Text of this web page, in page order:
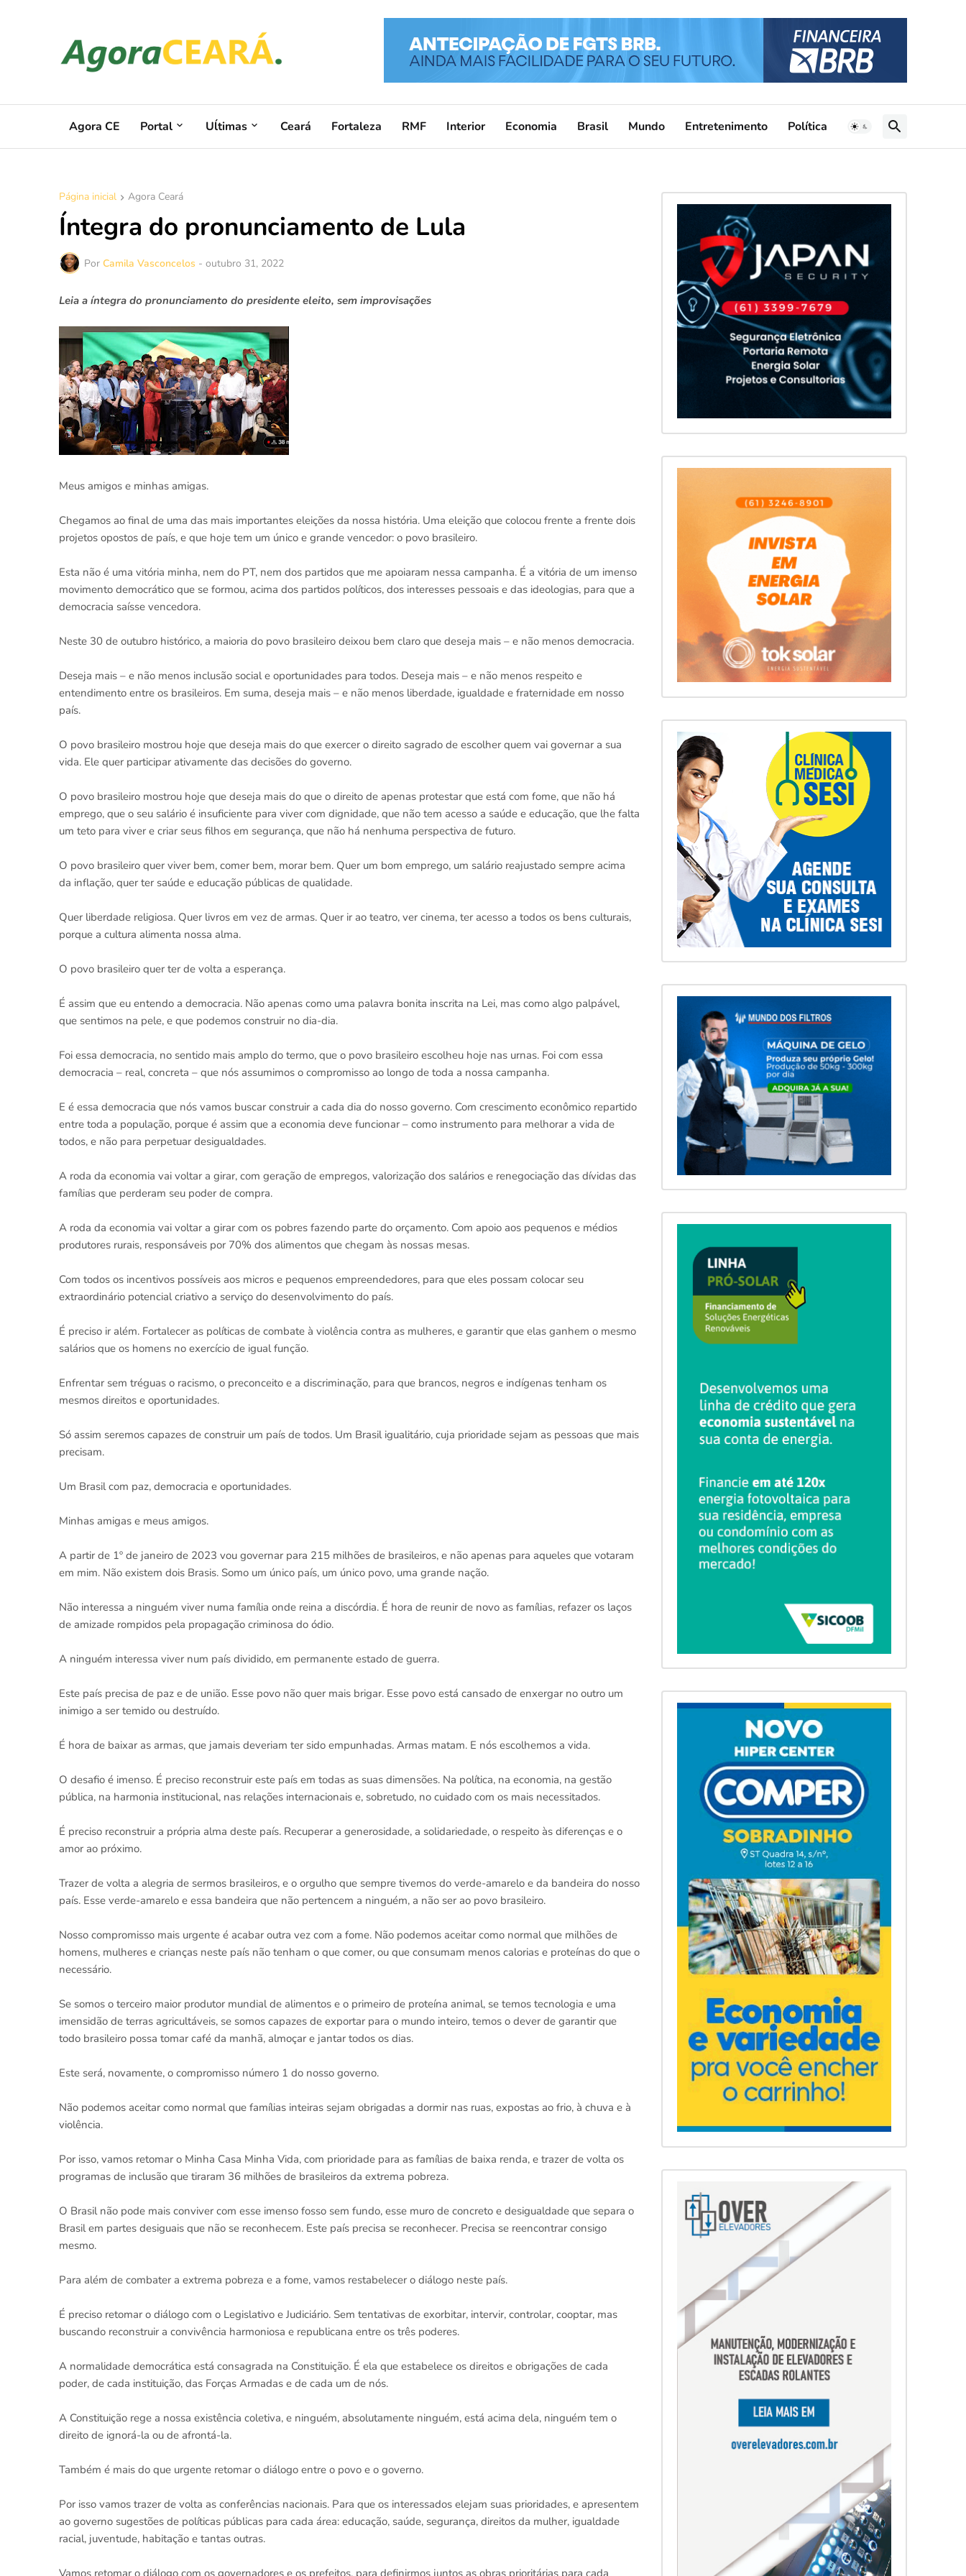
Agora CE Portal Uĺtimas Ceará Fortaleza RMF Interior Economia Brasil Mundo Entretenimento Política
Página inicial Agora Ceará
Íntegra do pronunciamento de Lula
Por Camila Vasconcelos - outubro 31, 2022
Leia a íntegra do pronunciamento do presidente eleito, sem improvisações
Meus amigos e minhas amigas.
Chegamos ao final de uma das mais importantes eleições da nossa história. Uma eleição que colocou frente a frente dois
projetos opostos de país, e que hoje tem um único e grande vencedor: o povo brasileiro.
Esta não é uma vitória minha, nem do PT, nem dos partidos que me apoiaram nessa campanha. É a vitória de um imenso
movimento democrático que se formou, acima dos partidos políticos, dos interesses pessoais e das ideologias, para que a
democracia saísse vencedora.
Neste 30 de outubro histórico, a maioria do povo brasileiro deixou bem claro que deseja mais – e não menos democracia.
Deseja mais – e não menos inclusão social e oportunidades para todos. Deseja mais – e não menos respeito e
entendimento entre os brasileiros. Em suma, deseja mais – e não menos liberdade, igualdade e fraternidade em nosso
país.
O povo brasileiro mostrou hoje que deseja mais do que exercer o direito sagrado de escolher quem vai governar a sua
vida. Ele quer participar ativamente das decisões do governo.
O povo brasileiro mostrou hoje que deseja mais do que o direito de apenas protestar que está com fome, que não há
emprego, que o seu salário é insuficiente para viver com dignidade, que não tem acesso a saúde e educação, que lhe falta
um teto para viver e criar seus filhos em segurança, que não há nenhuma perspectiva de futuro.
O povo brasileiro quer viver bem, comer bem, morar bem. Quer um bom emprego, um salário reajustado sempre acima
da inflação, quer ter saúde e educação públicas de qualidade.
Quer liberdade religiosa. Quer livros em vez de armas. Quer ir ao teatro, ver cinema, ter acesso a todos os bens culturais,
porque a cultura alimenta nossa alma.
O povo brasileiro quer ter de volta a esperança.
É assim que eu entendo a democracia. Não apenas como uma palavra bonita inscrita na Lei, mas como algo palpável,
que sentimos na pele, e que podemos construir no dia-dia.
Foi essa democracia, no sentido mais amplo do termo, que o povo brasileiro escolheu hoje nas urnas. Foi com essa
democracia – real, concreta – que nós assumimos o compromisso ao longo de toda a nossa campanha.
E é essa democracia que nós vamos buscar construir a cada dia do nosso governo. Com crescimento econômico repartido
entre toda a população, porque é assim que a economia deve funcionar – como instrumento para melhorar a vida de
todos, e não para perpetuar desigualdades.
A roda da economia vai voltar a girar, com geração de empregos, valorização dos salários e renegociação das dívidas das
famílias que perderam seu poder de compra.
A roda da economia vai voltar a girar com os pobres fazendo parte do orçamento. Com apoio aos pequenos e médios
produtores rurais, responsáveis por 70% dos alimentos que chegam às nossas mesas.
Com todos os incentivos possíveis aos micros e pequenos empreendedores, para que eles possam colocar seu
extraordinário potencial criativo a serviço do desenvolvimento do país.
É preciso ir além. Fortalecer as políticas de combate à violência contra as mulheres, e garantir que elas ganhem o mesmo
salários que os homens no exercício de igual função.
Enfrentar sem tréguas o racismo, o preconceito e a discriminação, para que brancos, negros e indígenas tenham os
mesmos direitos e oportunidades.
Só assim seremos capazes de construir um país de todos. Um Brasil igualitário, cuja prioridade sejam as pessoas que mais
precisam.
Um Brasil com paz, democracia e oportunidades.
Minhas amigas e meus amigos.
A partir de 1º de janeiro de 2023 vou governar para 215 milhões de brasileiros, e não apenas para aqueles que votaram
em mim. Não existem dois Brasis. Somo um único país, um único povo, uma grande nação.
Não interessa a ninguém viver numa família onde reina a discórdia. É hora de reunir de novo as famílias, refazer os laços
de amizade rompidos pela propagação criminosa do ódio.
A ninguém interessa viver num país dividido, em permanente estado de guerra.
Este país precisa de paz e de união. Esse povo não quer mais brigar. Esse povo está cansado de enxergar no outro um
inimigo a ser temido ou destruído.
É hora de baixar as armas, que jamais deveriam ter sido empunhadas. Armas matam. E nós escolhemos a vida.
O desafio é imenso. É preciso reconstruir este país em todas as suas dimensões. Na política, na economia, na gestão
pública, na harmonia institucional, nas relações internacionais e, sobretudo, no cuidado com os mais necessitados.
É preciso reconstruir a própria alma deste país. Recuperar a generosidade, a solidariedade, o respeito às diferenças e o
amor ao próximo.
Trazer de volta a alegria de sermos brasileiros, e o orgulho que sempre tivemos do verde-amarelo e da bandeira do nosso
país. Esse verde-amarelo e essa bandeira que não pertencem a ninguém, a não ser ao povo brasileiro.
Nosso compromisso mais urgente é acabar outra vez com a fome. Não podemos aceitar como normal que milhões de
homens, mulheres e crianças neste país não tenham o que comer, ou que consumam menos calorias e proteínas do que o
necessário.
Se somos o terceiro maior produtor mundial de alimentos e o primeiro de proteína animal, se temos tecnologia e uma
imensidão de terras agricultáveis, se somos capazes de exportar para o mundo inteiro, temos o dever de garantir que
todo brasileiro possa tomar café da manhã, almoçar e jantar todos os dias.
Este será, novamente, o compromisso número 1 do nosso governo.
Não podemos aceitar como normal que famílias inteiras sejam obrigadas a dormir nas ruas, expostas ao frio, à chuva e à
violência.
Por isso, vamos retomar o Minha Casa Minha Vida, com prioridade para as famílias de baixa renda, e trazer de volta os
programas de inclusão que tiraram 36 milhões de brasileiros da extrema pobreza.
O Brasil não pode mais conviver com esse imenso fosso sem fundo, esse muro de concreto e desigualdade que separa o
Brasil em partes desiguais que não se reconhecem. Este país precisa se reconhecer. Precisa se reencontrar consigo
mesmo.
Para além de combater a extrema pobreza e a fome, vamos restabelecer o diálogo neste país.
É preciso retomar o diálogo com o Legislativo e Judiciário. Sem tentativas de exorbitar, intervir, controlar, cooptar, mas
buscando reconstruir a convivência harmoniosa e republicana entre os três poderes.
A normalidade democrática está consagrada na Constituição. É ela que estabelece os direitos e obrigações de cada
poder, de cada instituição, das Forças Armadas e de cada um de nós.
A Constituição rege a nossa existência coletiva, e ninguém, absolutamente ninguém, está acima dela, ninguém tem o
direito de ignorá-la ou de afrontá-la.
Também é mais do que urgente retomar o diálogo entre o povo e o governo.
Por isso vamos trazer de volta as conferências nacionais. Para que os interessados elejam suas prioridades, e apresentem
ao governo sugestões de políticas públicas para cada área: educação, saúde, segurança, direitos da mulher, igualdade
racial, juventude, habitação e tantas outras.
Vamos retomar o diálogo com os governadores e os prefeitos, para definirmos juntos as obras prioritárias para cada